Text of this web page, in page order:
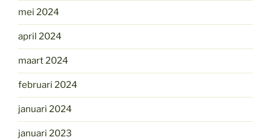
mei 2024
april 2024
maart 2024
februari 2024
januari 2024
januari 2023